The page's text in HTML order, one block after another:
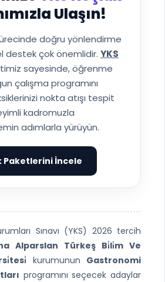
Ulaşın!
sürecinde doğru yönlendirme
destek çok önemlidir. YKS
sayesinde, öğrenme
çalışma programını
nokta atışı tespit
kadromuzla
adımlarla yürüyün.
Paketlerini İncele
▶
Sınavı (YKS) 2026 tercih
Alparslan Türkeş Bi̇li̇m Ve
kurumunun Gastronomi
programını seçecek adaylar